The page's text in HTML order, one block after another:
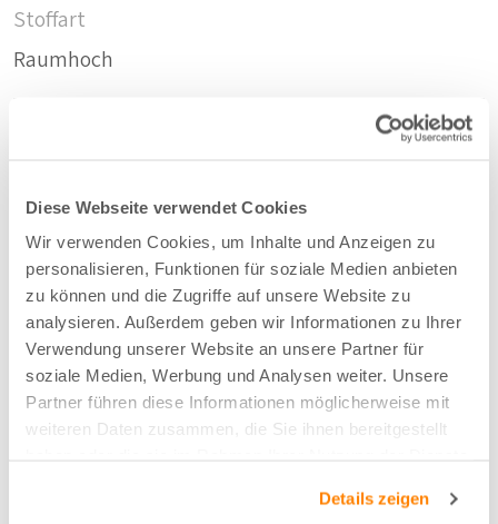
Diese Webseite verwendet Cookies
Wir verwenden Cookies, um Inhalte und Anzeigen zu
personalisieren, Funktionen für soziale Medien anbieten
zu können und die Zugriffe auf unsere Website zu
analysieren. Außerdem geben wir Informationen zu Ihrer
Verwendung unserer Website an unsere Partner für
soziale Medien, Werbung und Analysen weiter. Unsere
Partner führen diese Informationen möglicherweise mit
weiteren Daten zusammen, die Sie ihnen bereitgestellt
Details zeigen
Stoffart
Raumhoch
Zusammensetzung
50%rPET/50%PES
Farbe
Terra - 63